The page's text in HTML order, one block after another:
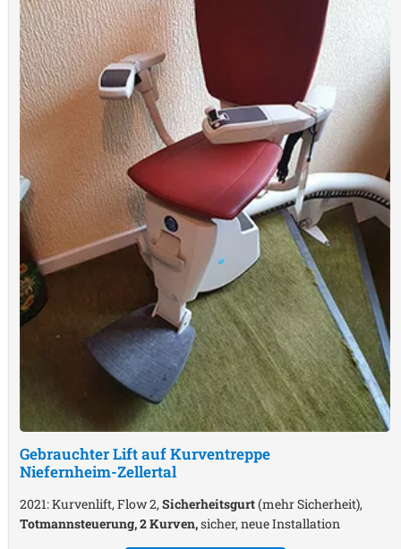
Gebrauchter Lift auf Kurventreppe
Niefernheim-Zellertal
2021: Kurvenlift, Flow 2, Sicherheitsgurt(mehr Sicherheit),
Totmannsteuerung, 2 Kurven,sicher, neue Installation